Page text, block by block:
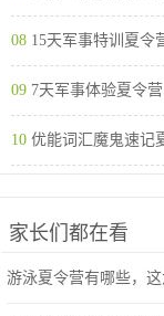
08 15天军事特训夏令
09 7天军事体验夏令营
10 优能词汇魔鬼速记
家长们都在看
游泳夏令营有哪些，